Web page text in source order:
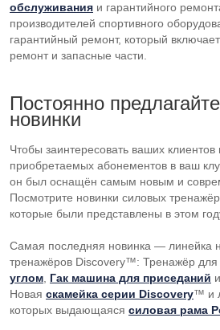
обслуживания и гарантийного
производителей спортивного
гарантийный ремонт, который
ремонт и запасные части.
Постоянно
новинки
Чтобы заинтересовать ваших клиентов
приобретаемых абонементов в ваш
он был оснащён самым новым и
Посмотрите новинки силовых
которые были представлены в этом
Самая последняя новинка — линейка
тренажёров Discovery™: Тренажёр для
углом, Гак машина для приседаний и
Новая скамейка серии Discovery™ и
которых выдающаяся силовая рама